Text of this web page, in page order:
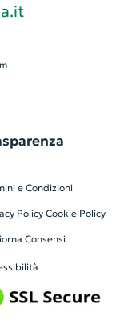
e Condizioni
Policy Cookie Policy
Consensi